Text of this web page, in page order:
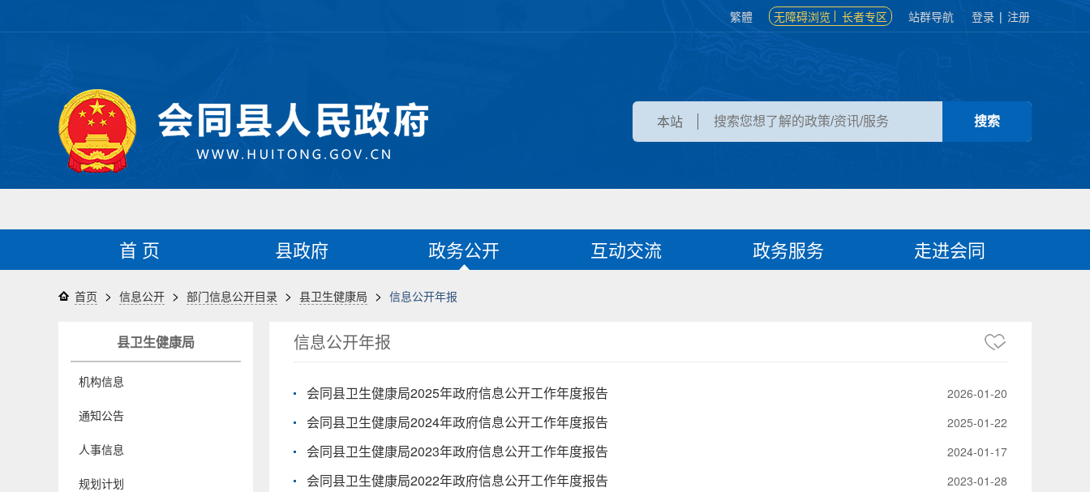
繁體 无障碍浏览 长者专区 站群导航 登录 | 注册
本站
首 页 县政府 政务公开 互动交流 政务服务 走进会同
首页 > 信息公开 > 部门信息公开目录 > 县卫生健康局 > 信息公开年报
县卫生健康局
机构信息
通知公告
人事信息
规划计划
信息公开年报
会同县卫生健康局2025年政府信息公开工作年度报告 2026-01-20
会同县卫生健康局2024年政府信息公开工作年度报告 2025-01-22
会同县卫生健康局2023年政府信息公开工作年度报告 2024-01-17
会同县卫生健康局2022年政府信息公开工作年度报告 2023-01-28